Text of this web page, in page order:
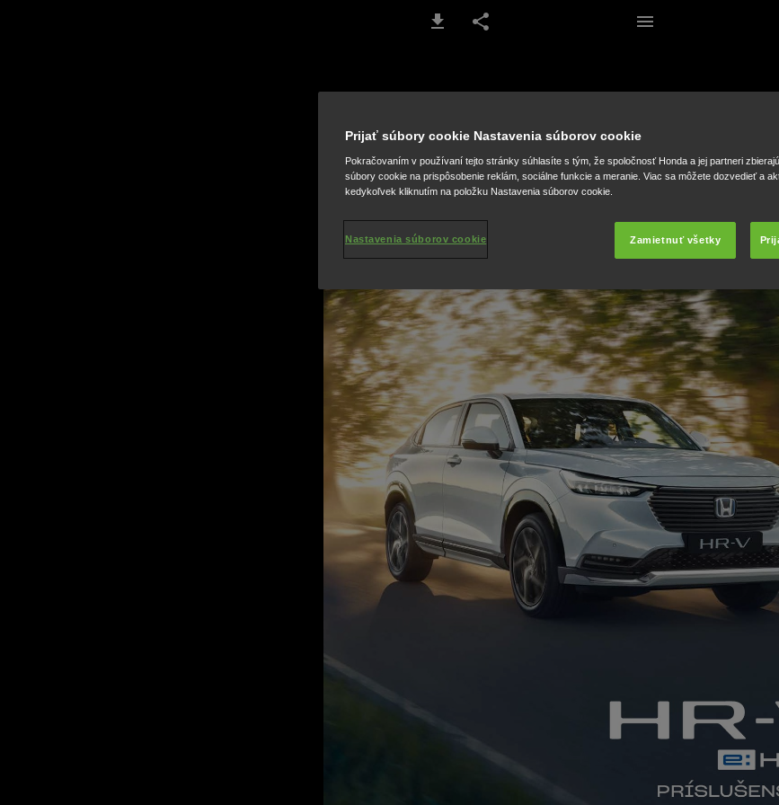
Prijať súbory cookie Nastavenia súborov cookie
Pokračovaním v používaní tejto stránky súhlasíte s tým, že spoločnosť Honda a jej partneri
súbory cookie na prispôsobenie reklám, sociálne funkcie a meranie. Viac sa môžete dozvedieť a
kedykoľvek kliknutím na položku Nastavenia súborov cookie.
Zamietnuť všetky
Nastavenia súborov cookie